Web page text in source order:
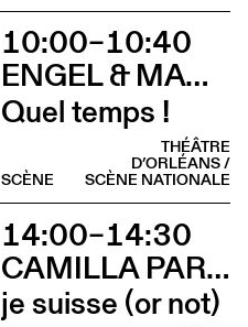
10:00–10:40
ENGEL & MAGORRIAN
Quel temps !
THÉÂTRE
D’ORLÉANS /
SCÈNE NATIONALE
SCÈNE
14:00–14:30
CAMILLA PARINI
je suisse (or not)